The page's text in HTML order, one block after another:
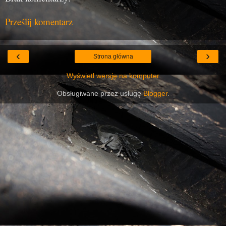
Prześlij komentarz
‹ ›
Strona główna
Wyświetl wersję na komputer
Obsługiwane przez usługęBlogger.